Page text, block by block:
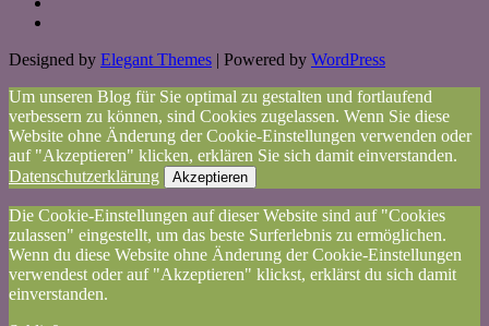
Designed by Elegant Themes | Powered by WordPress
Um unseren Blog für Sie optimal zu gestalten und fortlaufend
verbessern zu können, sind Cookies zugelassen. Wenn Sie diese
Website ohne Änderung der Cookie-Einstellungen verwenden oder
auf "Akzeptieren" klicken, erklären Sie sich damit einverstanden.
Datenschutzerklärung
Akzeptieren
Die Cookie-Einstellungen auf dieser Website sind auf "Cookies
zulassen" eingestellt, um das beste Surferlebnis zu ermöglichen.
Wenn du diese Website ohne Änderung der Cookie-Einstellungen
verwendest oder auf "Akzeptieren" klickst, erklärst du sich damit
einverstanden.